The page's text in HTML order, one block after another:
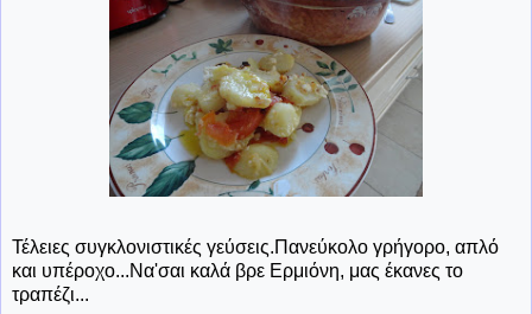
Τέλειες συγκλονιστικές γεύσεις.Πανεύκολο γρήγορο, απλό
και υπέροχο...Να'σαι καλά βρε Ερμιόνη, μας έκανες το
τραπέζι...